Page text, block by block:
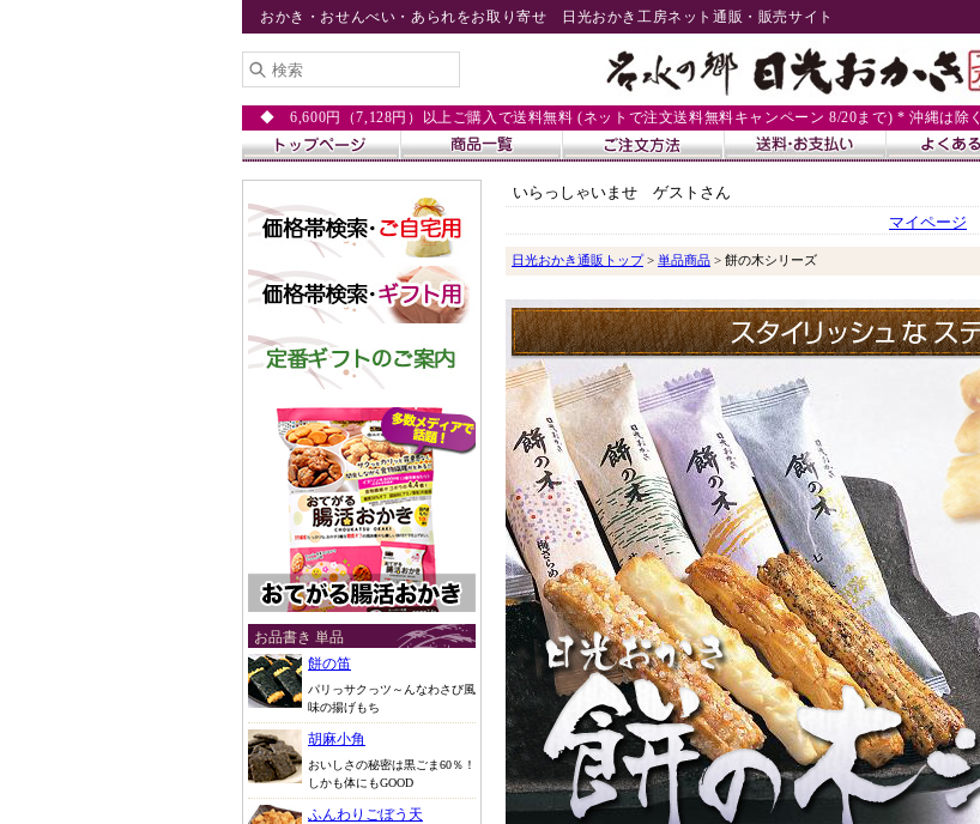
おかき・おせんべい・あられをお取り寄せ 日光おかき工房ネット通販・販売サイト
◆ 6,600円（7,128円）以上ご購入で送料無料 (ネットで注文送料無料キャンペーン 8/20まで) * 沖縄は除く
お品書き 単品
餅の笛
パリっサクっツ～んなわさび風
味の揚げもち
胡麻小角
おいしさの秘密は黒ごま60％！
しかも体にもGOOD
ふんわりごぼう天
いらっしゃいませ ゲストさん
マイページ
日光おかき通販トップ> 単品商品 > 餅の木シリーズ